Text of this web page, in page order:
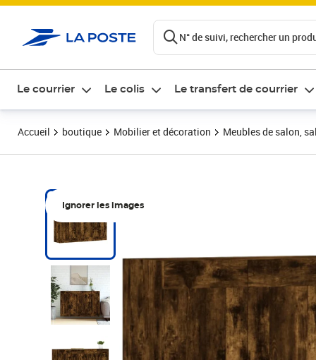
N° de suivi, rechercher un
Le courrier Le colis Le transfert de courrier
Accueil boutique Mobilier et décoration Meubles de salon,
Ignorer les images